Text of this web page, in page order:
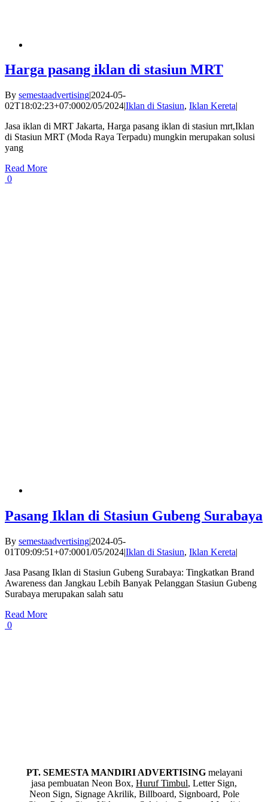
Harga pasang iklan di stasiun MRT
By semestaadvertising|2024-05-
02T18:02:23+07:0002/05/2024|Iklan di Stasiun, Iklan Kereta|
Jasa iklan di MRT Jakarta, Harga pasang iklan di stasiun mrt,Iklan
di Stasiun MRT (Moda Raya Terpadu) mungkin merupakan solusi
yang
Read More
0
Pasang Iklan di Stasiun Gubeng Surabaya
By semestaadvertising|2024-05-
01T09:09:51+07:0001/05/2024|Iklan di Stasiun, Iklan Kereta|
Jasa Pasang Iklan di Stasiun Gubeng Surabaya: Tingkatkan Brand
Awareness dan Jangkau Lebih Banyak Pelanggan Stasiun Gubeng
Surabaya merupakan salah satu
Read More
0
PT. SEMESTA MANDIRI ADVERTISINGmelayani
jasa pembuatan Neon Box, Huruf Timbul, Letter Sign,
Neon Sign, Signage Akrilik, Billboard, Signboard, Pole